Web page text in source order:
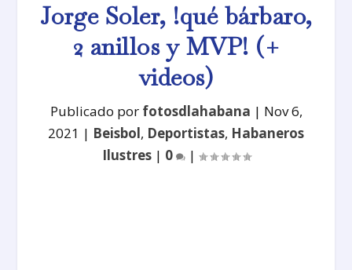
Jorge Soler, !qué bárbaro,
2 anillos y MVP! (+
videos)
Publicado por fotosdlahabana | Nov 6,
2021 | Beisbol, Deportistas, Habaneros
Ilustres| 0 |